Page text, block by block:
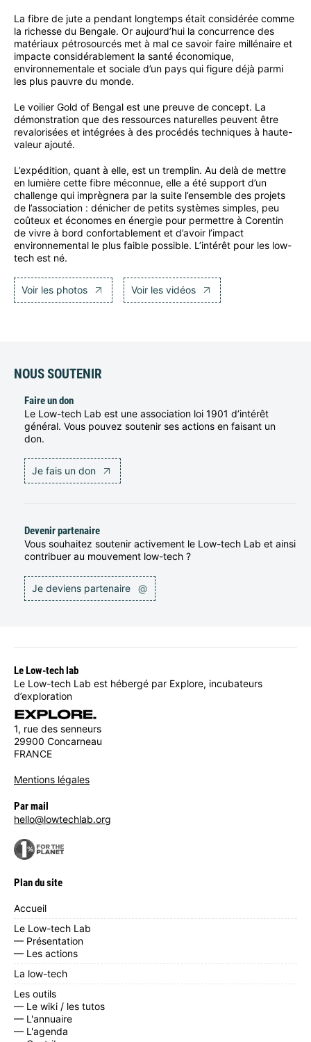
La fibre de jute a pendant longtemps était considérée comme
la richesse du Bengale. Or aujourd’hui la concurrence des
matériaux pétrosourcés met à mal ce savoir faire millénaire et
impacte considérablement la santé économique,
environnementale et sociale d’un pays qui figure déjà parmi
les plus pauvre du monde.
Le voilier Gold of Bengal est une preuve de concept. La
démonstration que des ressources naturelles peuvent être
revalorisées et intégrées à des procédés techniques à haute-
valeur ajouté.
L’expédition, quant à elle, est un tremplin. Au delà de mettre
en lumière cette fibre méconnue, elle a été support d’un
challenge qui imprègnera par la suite l’ensemble des projets
de l’association : dénicher de petits systèmes simples, peu
coûteux et économes en énergie pour permettre à Corentin
de vivre à bord confortablement et d’avoir l’impact
environnemental le plus faible possible. L’intérêt pour les low-
tech est né.
Voir les photos Voir les vidéos
NOUS SOUTENIR
Faire un don
Le Low-tech Lab est une association loi 1901 d’intérêt
général. Vous pouvez soutenir ses actions en faisant un
don.
Je fais un don
Devenir partenaire
Vous souhaitez soutenir activement le Low-tech Lab et ainsi
contribuer au mouvement low-tech ?
Je deviens partenaire @
Le Low-tech lab
Le Low-tech Lab est hébergé par Explore, incubateurs
d’exploration
1, rue des senneurs
29900 Concarneau
FRANCE
Mentions légales
Par mail
hello@lowtechlab.org
Plan du site
Accueil
Le Low-tech Lab
— Présentation
— Les actions
La low-tech
Les outils
— Le wiki / les tutos
— L'annuaire
— L'agenda